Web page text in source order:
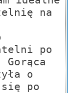
na
po
o
po